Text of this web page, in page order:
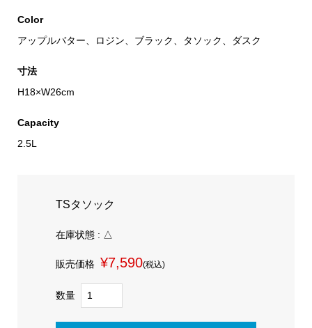
Color
アップルバター、ロジン、ブラック、タソック、ダスク
寸法
H18×W26cm
Capacity
2.5L
TSタソック
在庫状態 : △
販売価格 ¥7,590(税込)
数量